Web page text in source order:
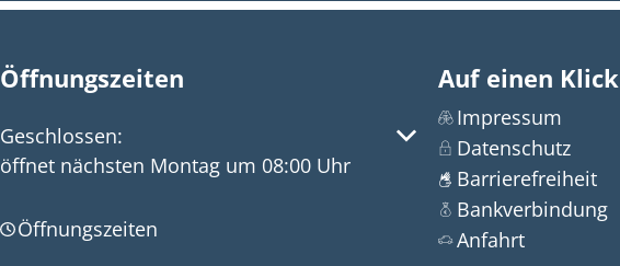
Öffnungszeiten
Klicken, um weitere Öffnungs- oder Schließzeiten auszublenden
Geschlossen:
öffnet nächsten Montag um 08:00 Uhr
Öffnungszeiten
Auf einen Klick
Impressum
Datenschutz
Barrierefreiheit
Bankverbindung
Anfahrt